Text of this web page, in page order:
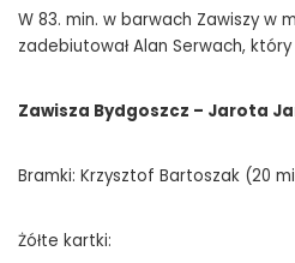
W 83. min. w barwach Zawiszy w
zadebiutował Alan Serwach, który
Zawisza Bydgoszcz – Jarota
Bramki: Krzysztof Bartoszak (20
Żółte kartki: